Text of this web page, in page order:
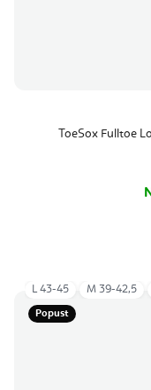
ToeSox Fulltoe
Popust
L 43-45 M 39-42,5